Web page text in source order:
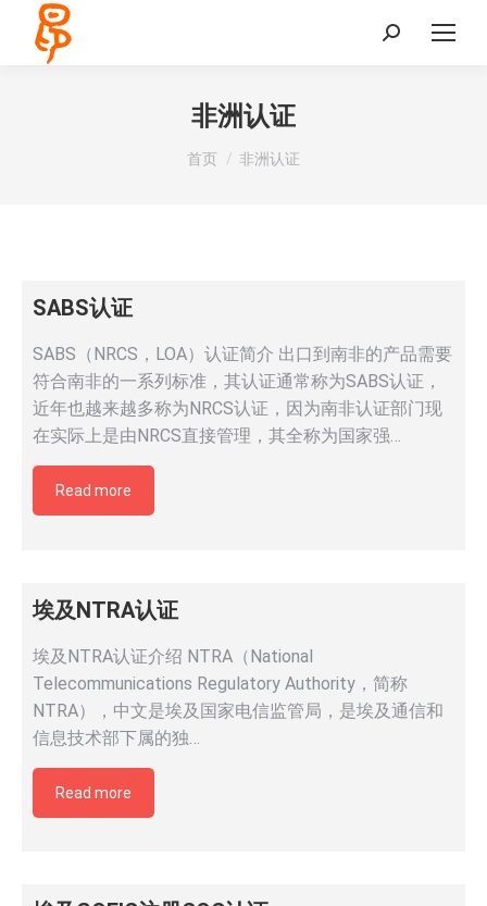
Search:
非洲认证
您在这里：
首页 非洲认证
SABS认证
SABS（NRCS，LOA）认证简介 出口到南非的产品需要
符合南非的一系列标准，其认证通常称为SABS认证，
近年也越来越多称为NRCS认证，因为南非认证部门现
在实际上是由NRCS直接管理，其全称为国家强…
Read more
埃及NTRA认证
埃及NTRA认证介绍 NTRA（National
Telecommunications Regulatory Authority，简称
NTRA），中文是埃及国家电信监管局，是埃及通信和
信息技术部下属的独…
Read more